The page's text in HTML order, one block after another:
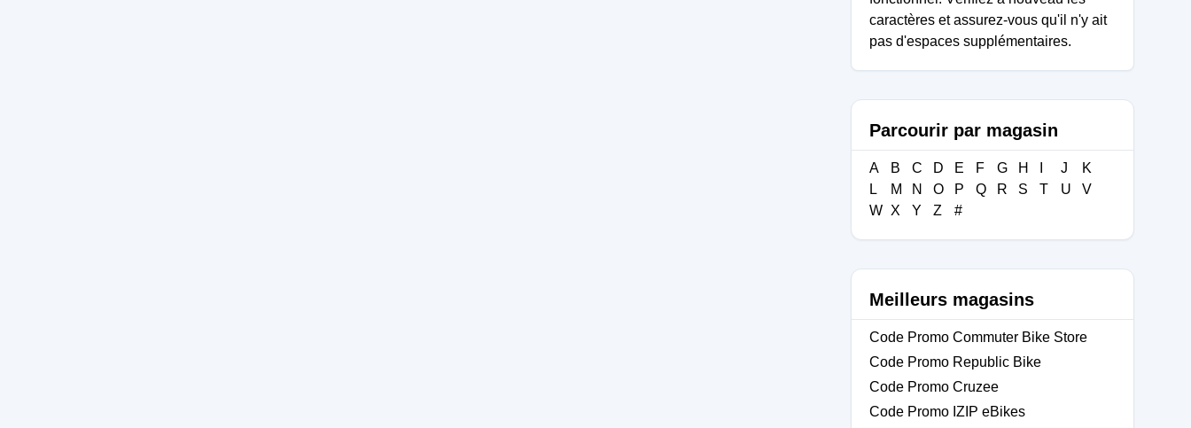
caractères et assurez-vous qu'il n'y ait
pas d'espaces supplémentaires.
Parcourir par magasin
A B C D E F G H J
K
L
M N O P Q R S T U
V
W X Y Z #
Meilleurs magasins
Code Promo Commuter Bike Store
Code Promo Republic Bike
Code Promo Cruzee
Code Promo IZIP eBikes